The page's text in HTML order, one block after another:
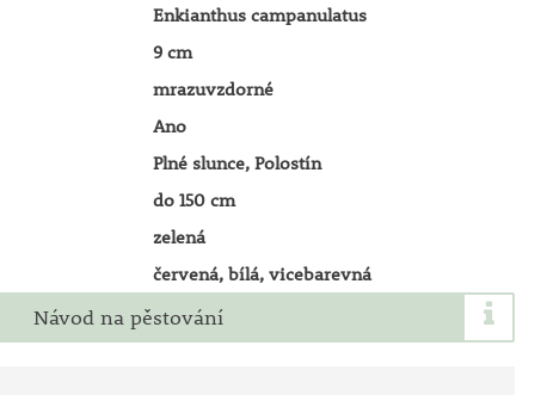
Enkianthus campanulatus
9 cm
mrazuvzdorné
Ano
Plné slunce, Polostín
do 150 cm
zelená
červená, bílá, vicebarevná
Návod na pěstování